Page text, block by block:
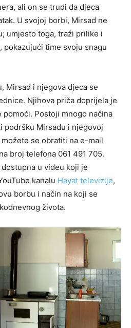
ali on se trudi da djeca
U svojoj borbi, Mirsad ne
umjesto toga, traži prilike i
pokazujući time svoju snagu
Mirsad i njegova djeca se
Njihova priča doprijela je
Postoji mnogo načina
podršku Mirsadu i njegovoj
se obratiti na e-mail
broj telefona 061 491 705.
u videu koji je
kanalu Hayat televizije,
borbu i način na koji se
života.